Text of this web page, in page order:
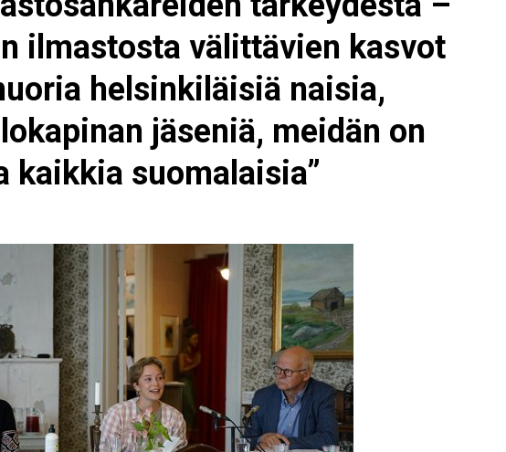
ilmastosta välittävien kasvot
helsinkiläisiä naisia,
jäseniä, meidän on
kaikkia suomalaisia”